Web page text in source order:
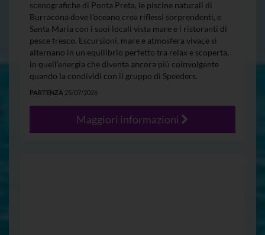
scenografiche di Ponta Preta, le piscine naturali di
Burracona dove l’oceano crea riflessi sorprendenti, e
Santa Maria con i suoi locali vista mare e i ristoranti di
pesce fresco. Escursioni, mare e atmosfera vivace si
alternano in un equilibrio perfetto tra relax e scoperta,
in quell’energia che diventa ancora più coinvolgente
quando la condividi con il gruppo di Speeders.
PARTENZA 25/07/2026
Maggiori informazioni